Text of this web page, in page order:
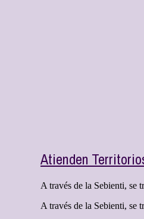
Atienden
A través de la Sebienti, se
A través de la Sebienti, se